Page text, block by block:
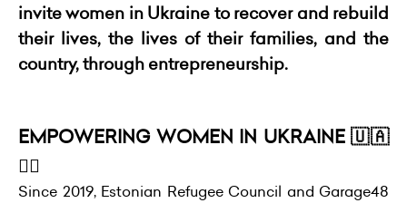
invite women in Ukraine to recover and rebuild
their lives, the lives of their families, and the
country, through entrepreneurship.
EMPOWERING WOMEN IN UKRAINE 🇺🇦
👱‍♀️
Since 2019, Estonian Refugee Council and Garage48